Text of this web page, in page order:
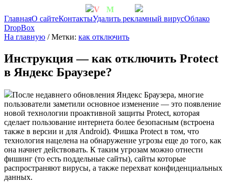
Virt Machine
ГлавнаяО сайтеКонтактыУдалить рекламный вирусОблако
DropBox
На главную / Метки: как отключить
Инструкция — как отключить Protect
в Яндекс Браузере?
После недавнего обновления Яндекс Браузера, многие
пользователи заметили основное изменение — это появление
новой технологии проактивной защиты Protect, которая
сделает пользование интернета более безопасным (встроена
также в версии и для Android). Фишка Protect в том, что
технология нацелена на обнаружение угрозы еще до того, как
она начнет действовать. К таким угрозам можно отнести
фишинг (то есть поддельные сайты), сайты которые
распространяют вирусы, а также перехват конфиденциальных
данных.